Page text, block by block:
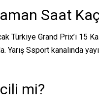
Saat
Türkiye Grand Prix’i 15
Yarış Ssport kanalında
mi?